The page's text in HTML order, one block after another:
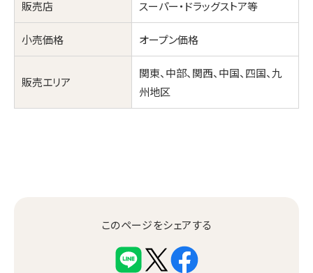
販売店 スーパー・ドラッグストア等
小売価格 オープン価格
販売エリア
関東、中部、関西、中国、四国、九
州地区
このページをシェアする